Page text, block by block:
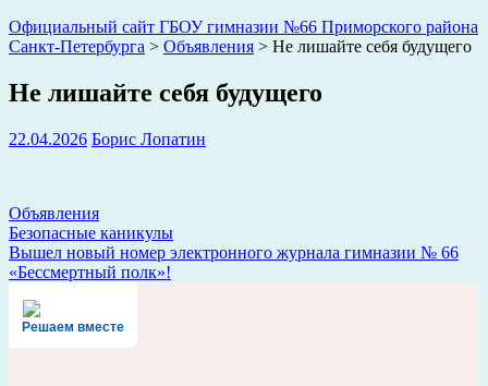
Официальный сайт ГБОУ гимназии №66 Приморского района
Санкт-Петербурга > Объявления > Не лишайте себя будущего
Не лишайте себя будущего
22.04.2026 Борис Лопатин
Объявления
Навигация
по
записям
Безопасные каникулы
Вышел новый номер электронного журнала гимназии № 66
«Бессмертный полк»!
Решаем вместе